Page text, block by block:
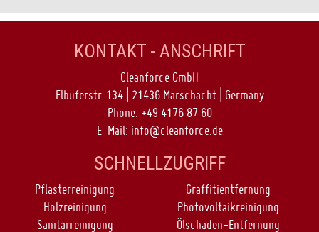
KONTAKT - ANSCHRIFT
Cleanforce GmbH
Elbuferstr. 134 | 21436 Marschacht | Germany
Phone: +49 4176 87 60
E-Mail: info@cleanforce.de
SCHNELLZUGRIFF
Pflasterreinigung
Holzreinigung
Sanitärreinigung
Graffitientfernung
Photovoltaikreinigung
Ölschaden-Entfernung